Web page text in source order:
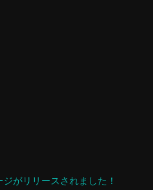
がリリースされました！